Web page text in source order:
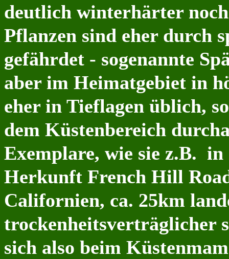
deutlich winterhärter
Pflanzen sind eher durch
gefährdet - sogenannte
aber im Heimatgebiet in
eher in Tieflagen üblich,
dem Küstenbereich
Exemplare, wie sie z.B. in
Herkunft French Hill
Californien, ca. 25km
trockenheitsverträglicher
sich also beim